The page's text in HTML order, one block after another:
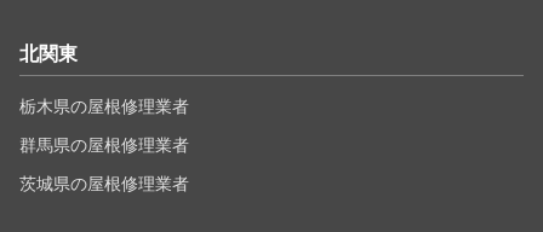
北関東
栃木県の屋根修理業者
群馬県の屋根修理業者
茨城県の屋根修理業者